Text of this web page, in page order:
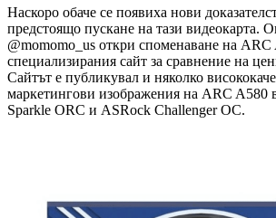
Наскоро обаче се появиха нови
предстоящо пускане на тази видеокарта.
@momomo_us откри споменаване на ARC
специализирания сайт за сравнение на
Сайтът е публикувал и няколко
маркетингови изображения на ARC A580
Sparkle ORC и ASRock Challenger OC.